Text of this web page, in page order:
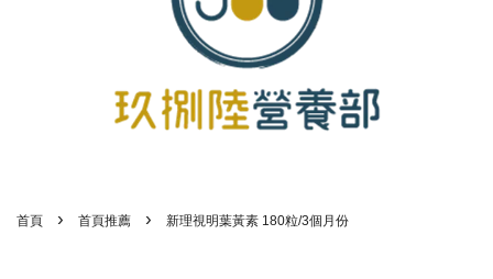
首頁 › 首頁推薦 › 新理視明葉黃素 180粒/3個月份